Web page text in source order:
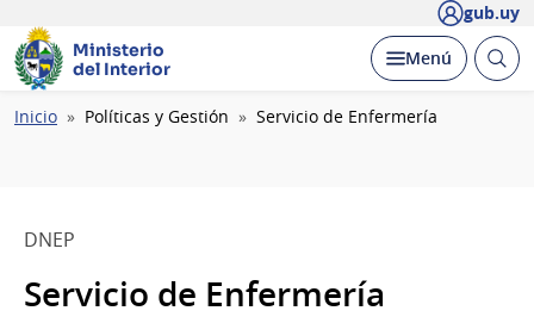
gub.uy
Ministerio
del Interior
Desplegar
Menú Abrir
Ruta
Inicio Políticas y Gestión Servicio de Enfermería
DNEP
Servicio de Enfermería